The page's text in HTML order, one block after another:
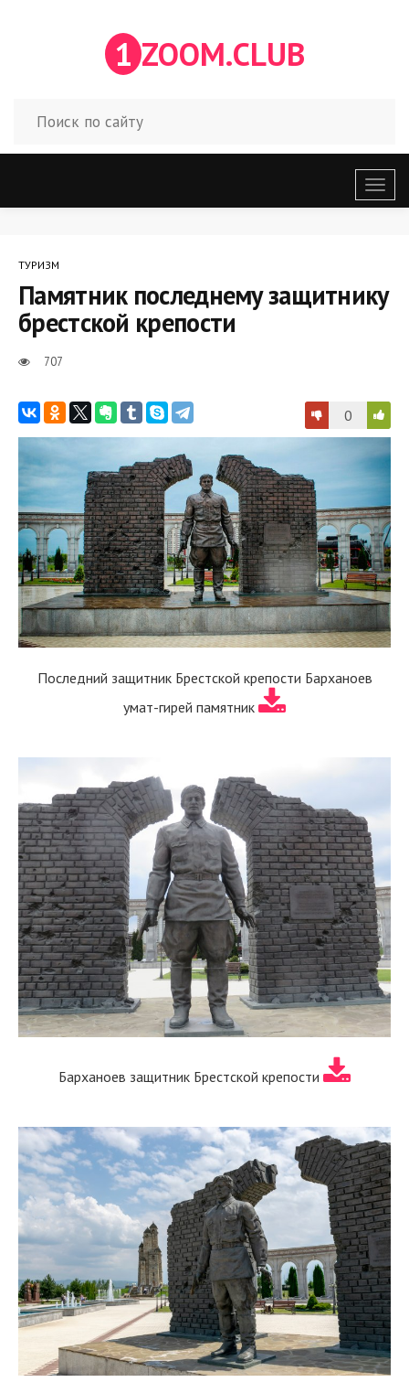
1 ZOOM.CLUB
меню
ТУРИЗМ
Памятник последнему защитнику
брестской крепости
707
0
Последний защитник Брестской крепости Барханоев
умат-гирей памятник
Барханоев защитник Брестской крепости